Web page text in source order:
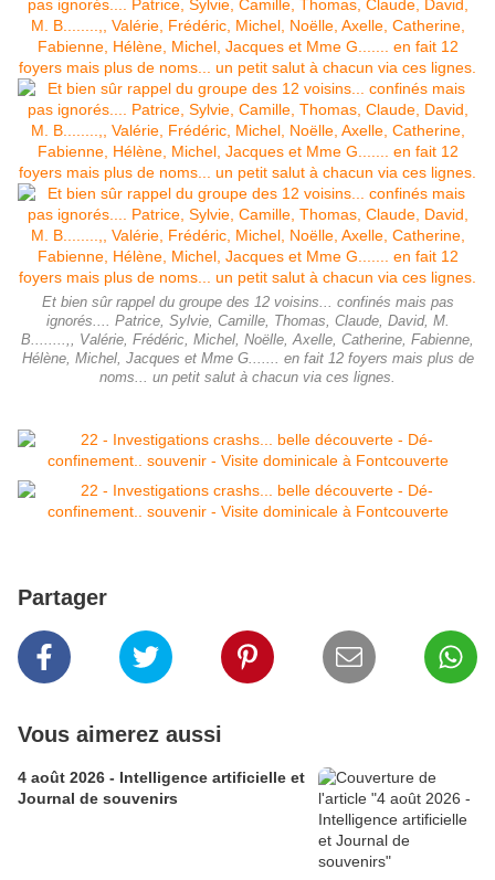
Et bien sûr rappel du groupe des 12 voisins... confinés mais pas
ignorés.... Patrice, Sylvie, Camille, Thomas, Claude, David, M.
B........,, Valérie, Frédéric, Michel, Noëlle, Axelle, Catherine, Fabienne,
Hélène, Michel, Jacques et Mme G....... en fait 12 foyers mais plus de
noms... un petit salut à chacun via ces lignes.
Partager
Vous aimerez aussi
4 août 2026 - Intelligence artificielle et
Journal de souvenirs